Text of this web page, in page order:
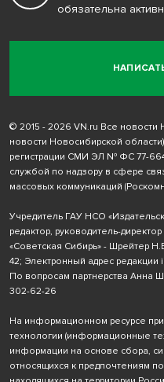
обязательна
© 2015 - 2026 VN.ru Все новости
новости Новосибирской
регистрации СМИ ЭЛ № ФС 77-
службой по надзору в сфере
массовых коммуникаций
Учредитель ГАУ НСО
редактор, руководитель-
«Советская Сибирь» - Шрейтер
42; Электронный адрес редакции
По вопросам партнерства Анна
302-62-26
На информационном ресурсе
технологии (информационные
информации на основе сбора,
относящихся к предпочтениям